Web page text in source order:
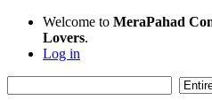
Welcome to MeraPahad
Lovers.
Log in